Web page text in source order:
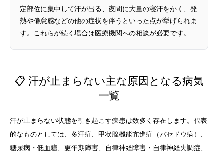
定部位に集中して汗が出る、夜間に大量の寝汗をかく、発
熱や倦怠感などの他の症状を伴うといった点が挙げられま
す。これらが続く場合は医療機関への相談が必要です。
📋 汗が止まらない主な原因となる病気
一覧
汗が止まらない状態を引き起こす疾患は数多く存在します。代表
的なものとしては、多汗症、甲状腺機能亢進症（バセドウ病）、
糖尿病・低血糖、更年期障害、自律神経障害・自律神経失調症、